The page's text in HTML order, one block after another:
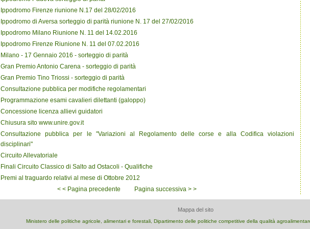
Ippodromo Firenze riunione N.17 del 28/02/2016
Ippodromo di Aversa sorteggio di parità riunione N. 17 del 27/02/2016
Ippodromo Milano Riunione N. 11 del 14.02.2016
Ippodromo Firenze Riunione N. 11 del 07.02.2016
Milano - 17 Gennaio 2016 - sorteggio di parità
Gran Premio Antonio Carena - sorteggio di parità
Gran Premio Tino Triossi - sorteggio di parità
Consultazione pubblica per modifiche regolamentari
Programmazione esami cavalieri dilettanti (galoppo)
Concessione licenza allievi guidatori
Chiusura sito www.unire.gov.it
Consultazione pubblica per le "Variazioni al Regolamento delle corse e alla Codifica violazioni
disciplinari"
Circuito Allevatoriale
Finali Circuito Classico di Salto ad Ostacoli - Qualifiche
Premi al traguardo relativi al mese di Ottobre 2012
< < Pagina precedente
Pagina successiva > >
Mappa del sito
Ministero delle politiche agricole, alimentari e forestali, Dipartimento delle politiche competitive della qualità